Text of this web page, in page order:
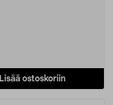
Lisää ostoskoriin